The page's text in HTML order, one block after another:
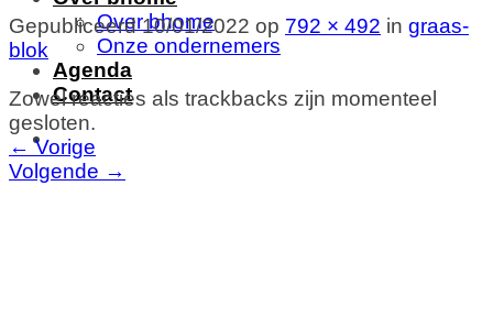
Over bhome
Onze ondernemers
Agenda
Contact
Gepubliceerd10/01/2022 op 792 × 492 in graas-
blok
Zowel reacties als trackbacks zijn momenteel
gesloten.
← Vorige
Volgende →